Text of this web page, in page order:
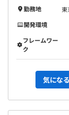
勤務地
東
開発環境
フレームワー
ク
気にな